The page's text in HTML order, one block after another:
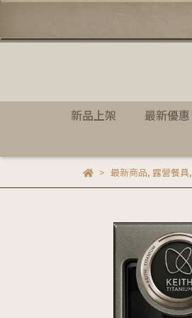
新品上架 最新優惠
最新商品, 露營餐具,